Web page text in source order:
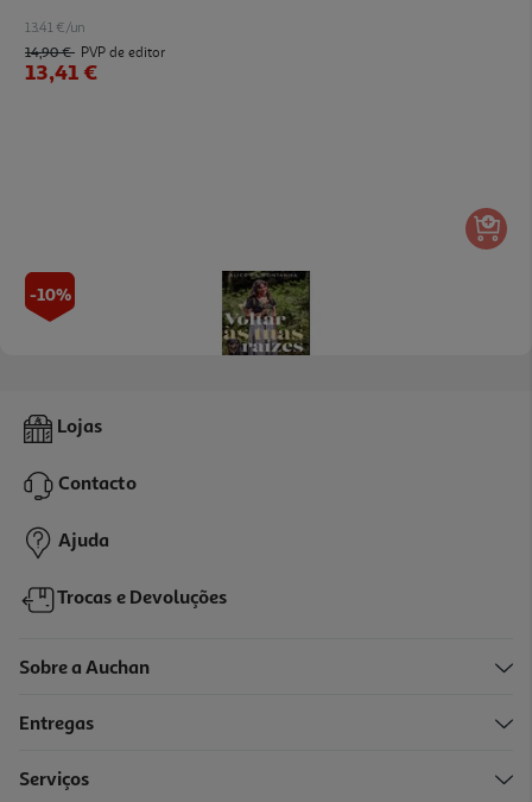
13.41 €/un
14,90 € PVP de editor
13,41 €
-10%
Livro Voltar Às Tuas Raízes
17,90 € PVP de editor
16,11 €
-10%
Lojas
Contacto
Ajuda
Trocas e Devoluções
Sobre a Auchan
Entregas
Serviços